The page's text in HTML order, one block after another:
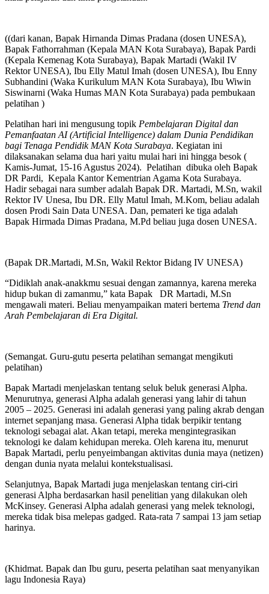
((dari kanan, Bapak Hirnanda Dimas Pradana (dosen UNESA),
Bapak Fathorrahman (Kepala MAN Kota Surabaya), Bapak Pardi
(Kepala Kemenag Kota Surabaya), Bapak Martadi (Wakil IV
Rektor UNESA), Ibu Elly Matul Imah (dosen UNESA), Ibu Enny
Subhandini (Waka Kurikulum MAN Kota Surabaya), Ibu Wiwin
Siswinarni (Waka Humas MAN Kota Surabaya) pada pembukaan
pelatihan )
Pelatihan hari ini mengusung topik Pembelajaran Digital dan
Pemanfaatan AI (Artificial Intelligence) dalam Dunia Pendidikan
bagi Tenaga Pendidik MAN Kota Surabaya. Kegiatan ini
dilaksanakan selama dua hari yaitu mulai hari ini hingga besok (
Kamis-Jumat, 15-16 Agustus 2024). Pelatihan dibuka oleh Bapak
DR Pardi, Kepala Kantor Kementrian Agama Kota Surabaya.
Hadir sebagai nara sumber adalah Bapak DR. Martadi, M.Sn, wakil
Rektor IV Unesa, Ibu DR. Elly Matul Imah, M.Kom, beliau adalah
dosen Prodi Sain Data UNESA. Dan, pemateri ke tiga adalah
Bapak Hirmada Dimas Pradana, M.Pd beliau juga dosen UNESA.
(Bapak DR.Martadi, M.Sn, Wakil Rektor Bidang IV UNESA)
“Didiklah anak-anakkmu sesuai dengan zamannya, karena mereka
hidup bukan di zamanmu,” kata Bapak DR Martadi, M.Sn
mengawali materi. Beliau menyampaikan materi bertema Trend dan
Arah Pembelajaran di Era Digital.
(Semangat. Guru-gutu peserta pelatihan semangat mengikuti
pelatihan)
Bapak Martadi menjelaskan tentang seluk beluk generasi Alpha.
Menurutnya, generasi Alpha adalah generasi yang lahir di tahun
2005 – 2025. Generasi ini adalah generasi yang paling akrab dengan
internet sepanjang masa. Generasi Alpha tidak berpikir tentang
teknologi sebagai alat. Akan tetapi, mereka mengintegrasikan
teknologi ke dalam kehidupan mereka. Oleh karena itu, menurut
Bapak Martadi, perlu penyeimbangan aktivitas dunia maya (netizen)
dengan dunia nyata melalui kontekstualisasi.
Selanjutnya, Bapak Martadi juga menjelaskan tentang ciri-ciri
generasi Alpha berdasarkan hasil penelitian yang dilakukan oleh
McKinsey. Generasi Alpha adalah generasi yang melek teknologi,
mereka tidak bisa melepas gadged. Rata-rata 7 sampai 13 jam setiap
harinya.
(Khidmat. Bapak dan Ibu guru, peserta pelatihan saat menyanyikan
lagu Indonesia Raya)